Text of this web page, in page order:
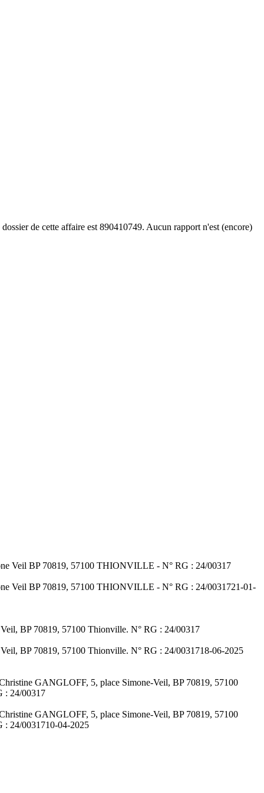
de cette affaire est 890410749. Aucun rapport n'est (encore)
Veil BP 70819, 57100 THIONVILLE - N° RG : 24/00317
Veil BP 70819, 57100 THIONVILLE - N° RG : 24/0031721-01-
BP 70819, 57100 Thionville. N° RG : 24/00317
BP 70819, 57100 Thionville. N° RG : 24/0031718-06-2025
GANGLOFF, 5, place Simone-Veil, BP 70819, 57100
: 24/00317
GANGLOFF, 5, place Simone-Veil, BP 70819, 57100
: 24/0031710-04-2025